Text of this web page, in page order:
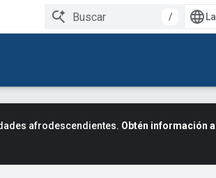
/
afrodescendientes. Obtén información al